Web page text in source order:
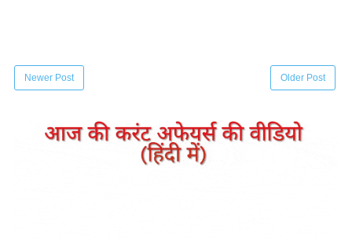
Newer Post Older Post